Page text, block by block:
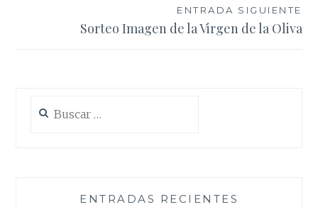
ENTRADA SIGUIENTE
Sorteo Imagen de la Virgen de la Oliva
ENTRADAS RECIENTES